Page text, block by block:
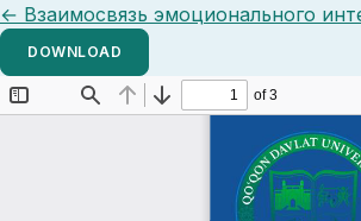
← Return to Article Details
Взаимосвязь эмоционального
DOWNLOAD